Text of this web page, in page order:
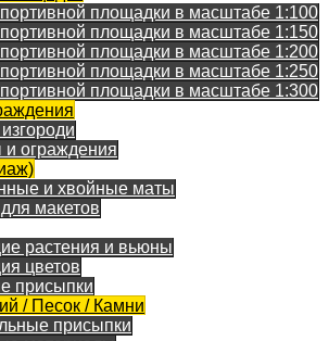
площадки в масштабе 1:100
площадки в масштабе 1:150
площадки в масштабе 1:200
площадки в масштабе 1:250
площадки в масштабе 1:300
ограждения
и хвойные маты
макетов
растения и вьюны
цветов
присыпки
/ Песок / Камни
присыпки